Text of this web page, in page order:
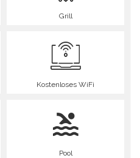
Grill
Kostenloses WiFi
Pool